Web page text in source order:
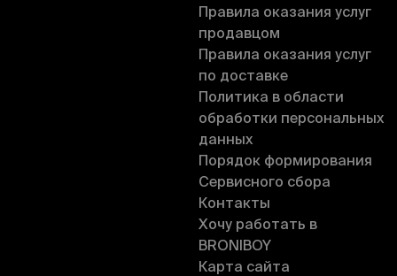
Правила оказания услуг
продавцом
Правила оказания услуг
по доставке
Политика в области
обработки персональных
данных
Порядок формирования
Сервисного сбора
Контакты
Хочу работать в
BRONIBOY
Карта сайта